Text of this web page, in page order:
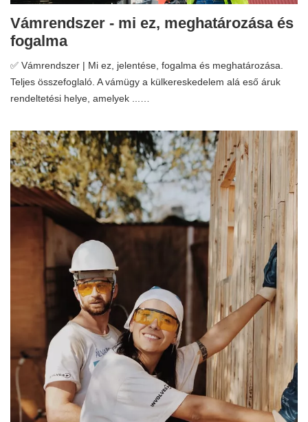
Vámrendszer - mi ez, meghatározása és
fogalma
✅ Vámrendszer | Mi ez, jelentése, fogalma és meghatározása.
Teljes összefoglaló. A vámügy a külkereskedelem alá eső áruk
rendeltetési helye, amelyek ...…